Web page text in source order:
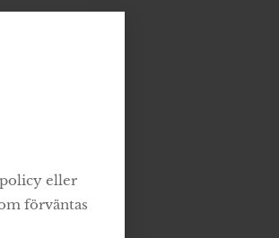
eller
förväntas